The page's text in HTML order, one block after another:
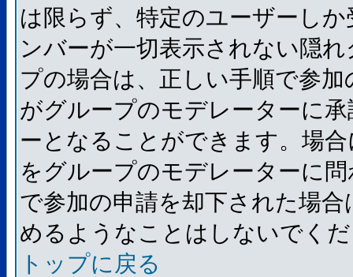
は限らず、特定のユーザーし
ンバーが一切表示されない隠
プの場合は、正しい手順で参
がグループのモデレーターに
ーとなることができます。場
をグループのモデレーターに
で参加の申請を却下された場
めるようなことはしないでく
トップに戻る